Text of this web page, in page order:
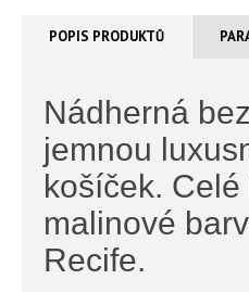
POPIS PRODUKTŮ
Nádherná
jemnou
košíček.
malinové
Recife.